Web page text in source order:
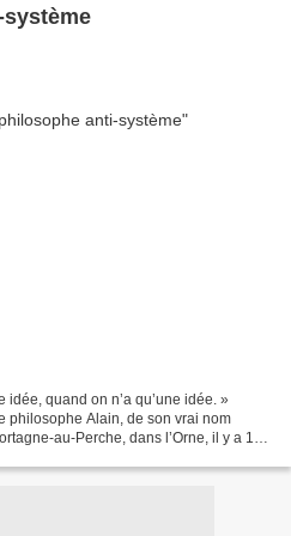
idée, quand on n’a qu’une idée. »
philosophe Alain, de son vrai nom
au-Perche, dans l’Orne, il y a 150